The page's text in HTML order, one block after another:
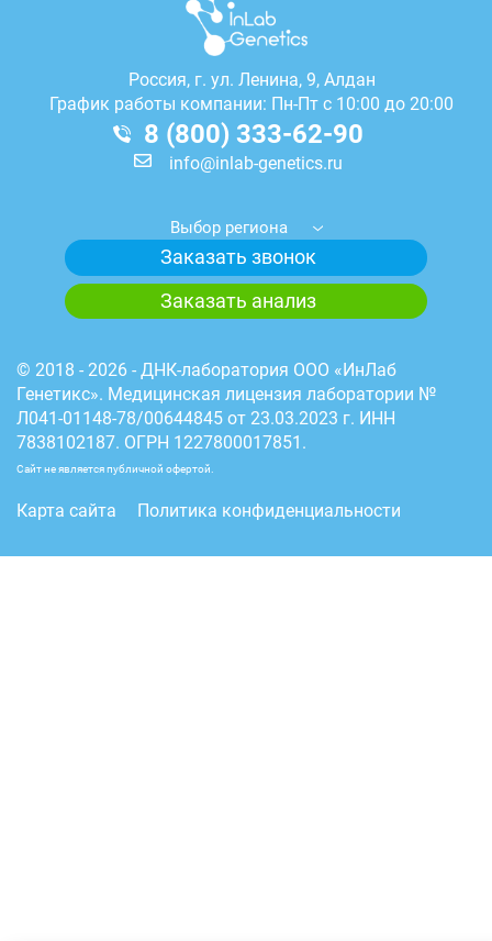
Россия, г. ул. Ленина, 9, Алдан
График работы компании: Пн-Пт с 10:00 до 20:00
8 (800) 333-62-90
info@inlab-genetics.ru
Выбор региона
Заказать звонок
Заказать анализ
© 2018 - 2026 - ДНК-лаборатория ООО «ИнЛаб
Генетикс». Медицинская лицензия лаборатории №
Л041-01148-78/00644845 от 23.03.2023 г. ИНН
7838102187. ОГРН 1227800017851.
Сайт не является публичной офертой.
Карта сайта Политика конфиденциальности